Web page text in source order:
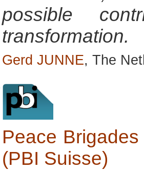
possible
transformation.
Gerd JUNNE, The
Peace
(PBI Suisse)